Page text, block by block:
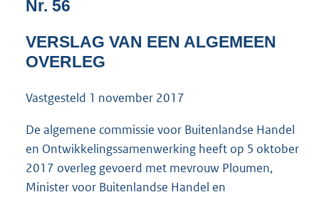
b
Nr. 56
VERSLAG VAN EEN ALGEMEEN
OVERLEG
Vastgesteld 1 november 2017
De algemene commissie voor Buitenlandse Handel
en Ontwikkelingssamenwerking heeft op 5 oktober
2017 overleg gevoerd met mevrouw Ploumen,
Minister voor Buitenlandse Handel en